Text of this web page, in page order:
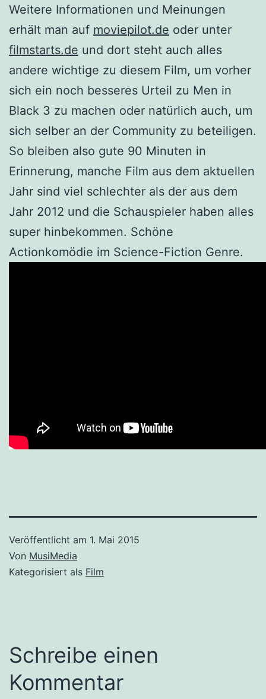
Weitere Informationen und Meinungen
erhält man auf moviepilot.de oder unter
filmstarts.de und dort steht auch alles
andere wichtige zu diesem Film, um vorher
sich ein noch besseres Urteil zu Men in
Black 3 zu machen oder natürlich auch, um
sich selber an der Community zu beteiligen.
So bleiben also gute 90 Minuten in
Erinnerung, manche Film aus dem aktuellen
Jahr sind viel schlechter als der aus dem
Jahr 2012 und die Schauspieler haben alles
super hinbekommen. Schöne
Actionkomödie im Science-Fiction Genre.
Veröffentlicht am 1. Mai 2015
Von MusiMedia
Kategorisiert als Film
Schreibe einen
Kommentar